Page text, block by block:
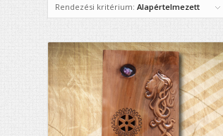
Rendezési kritérium: Alapértelmezett